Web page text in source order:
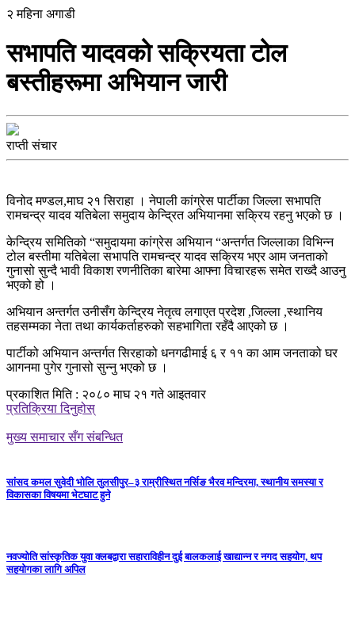
२ महिना अगाडी
सभापति यादवको सक्रियता टोल
बस्तीहरूमा अभियान जारी
राप्ती संचार
विनोद मण्डल,माघ २१ सिराहा । नेपाली कांग्रेस पार्टीका जिल्ला सभापति
रामचन्द्र यादव यतिबेला समुदाय केन्द्रित अभियानमा सक्रिय रहनु भएको छ ।
केन्द्रिय समितिको “समुदायमा कांग्रेस अभियान “अन्तर्गत जिल्लाका विभिन्न
टोल बस्तीमा यतिबेला सभापति रामचन्द्र यादव सक्रिय भएर आम जनताको
गुनासो सुन्दै भावी विकाश रणनीतिका बारेमा आफ्ना विचारहरू समेत राख्दै आउनु
भएको हो ।
अभियान अन्तर्गत उनीसँग केन्द्रिय नेतृत्व लगाएत प्रदेश ,जिल्ला ,स्थानिय
तहसम्मका नेता तथा कार्यकर्ताहरुको सहभागिता रहँदै आएको छ ।
पार्टीको अभियान अन्तर्गत सिरहाको धनगढीमाई ६ र ११ का आम जनताको घर
आगनमा पुगेर गुनासो सुन्नु भएको छ ।
प्रकाशित मिति : २०८० माघ २१ गते आइतवार
प्रतिक्रिया दिनुहोस्
मुख्य समाचार सँग संबन्धित
सांसद कमल सुवेदी भोलि तुलसीपुर–३ राम्रीस्थित नर्सिङ भैरव मन्दिरमा, स्थानीय समस्या र
विकासका विषयमा भेटघाट हुने
नवज्योति सांस्कृतिक युवा क्लबद्वारा सहाराविहीन दुई बालकलाई खाद्यान्न र नगद सहयोग, थप
सहयोगका लागि अपिल